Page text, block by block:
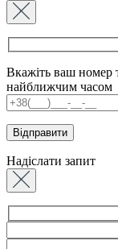
Вкажіть ваш номер
найближчим часом
Надіслати запит